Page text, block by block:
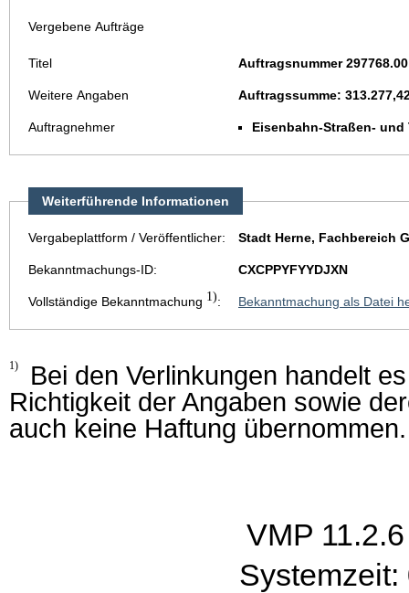
Vergebene Aufträge
Titel Auftragsnummer 297768.00
Weitere Angaben Auftragssumme:
Auftragnehmer
Weiterführende Informationen
Vergabeplattform / Veröffentlicher: Stadt Herne, Fachbereich
Bekanntmachungs-ID: CXCPPYFYYDJXN
Vollständige Bekanntmachung 1): Bekanntmachung als Datei
1)
Bei den Verlinkungen handelt
Richtigkeit der Angaben sowie
auch keine Haftung übernommen.
VMP